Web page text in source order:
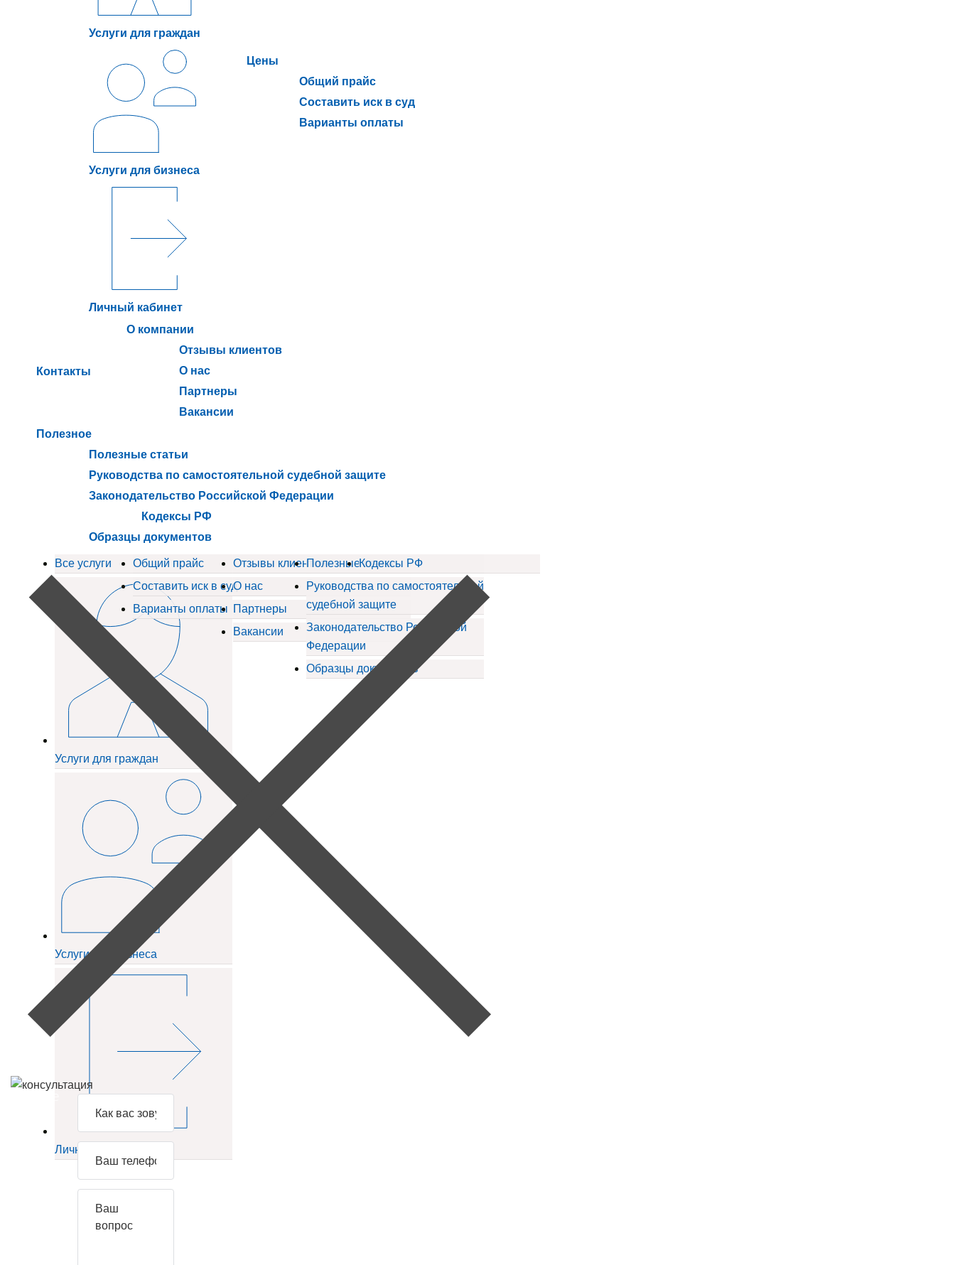
Все услуги
Услуги для граждан
Услуги для бизнеса
Личный кабинет
Общий прайс
Составить иск в суд
Варианты оплаты
Отзывы клиентов
О нас
Партнеры
Вакансии
Полезные статьи
Руководства по самостоятельной
судебной защите
Законодательство Российской
Федерации
Кодексы РФ
Образцы документов
Услуги для граждан
Услуги для бизнеса
Личный кабинет
Цены
Общий прайс
Составить иск в суд
Варианты оплаты
Контакты
О компании
Отзывы клиентов
О нас
Партнеры
Вакансии
Полезное
Полезные статьи
Руководства по самостоятельной судебной защите
Законодательство Российской Федерации
Кодексы РФ
Образцы документов
вопрос